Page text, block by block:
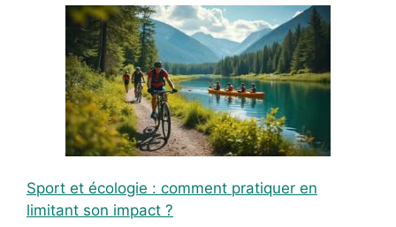
Sport et écologie : comment pratiquer en
limitant son impact ?